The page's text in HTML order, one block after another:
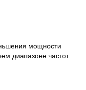
мощности
диапазоне частот.